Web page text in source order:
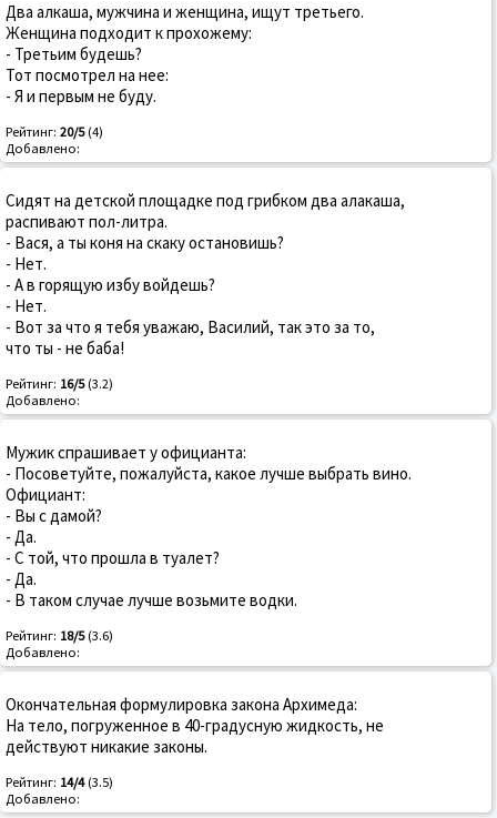
Два алкаша, мужчина и женщина, ищут третьего.
Женщина подходит к прохожему:
- Третьим будешь?
Тот посмотрел на нее:
- Я и первым не буду.
Рейтинг: 20/5(4)
Добавлено:
Сидят на детской площадке под гpибком два алакаша,
pаспивают пол-литpа.
- Вася, а ты коня на скаку остановишь?
- Hет.
- А в горящую избу войдешь?
- Hет.
- Вот за что я тебя уважаю, Василий, так это за то,
что ты - не баба!
Рейтинг: 16/5(3.2)
Добавлено:
Мужик спрашивает у официанта:
- Посоветуйте, пожалуйста, какое лучше выбрать вино.
Официант:
- Вы с дамой?
- Да.
- С той, что прошла в туалет?
- Да.
- В таком случае лучше возьмите водки.
Рейтинг: 18/5(3.6)
Добавлено:
Окончательная формулировка закона Архимеда:
На тело, погруженное в 40-градусную жидкость, не
действуют никакие законы.
Рейтинг: 14/4(3.5)
Добавлено: